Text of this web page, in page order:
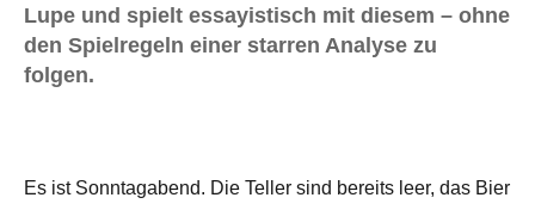
Lupe und spielt essayistisch mit diesem – ohne
den Spielregeln einer starren Analyse zu
folgen.
Es ist Sonntagabend. Die Teller sind bereits leer, das Bier